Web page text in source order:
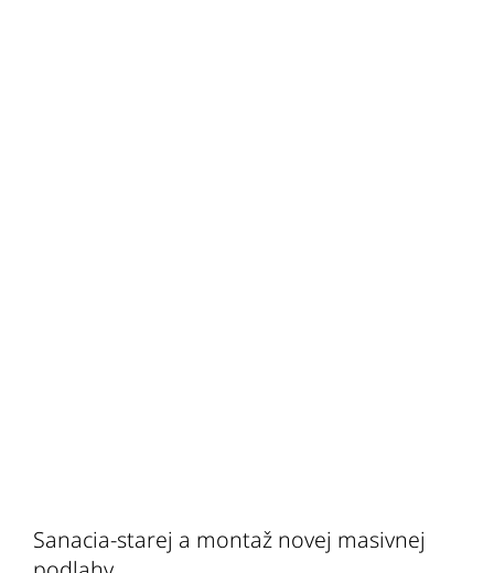
Sanacia-starej a montaž novej masivnej